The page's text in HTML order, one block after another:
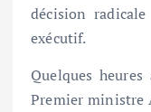
décision
exécutif.
Quelques
Premier ministre